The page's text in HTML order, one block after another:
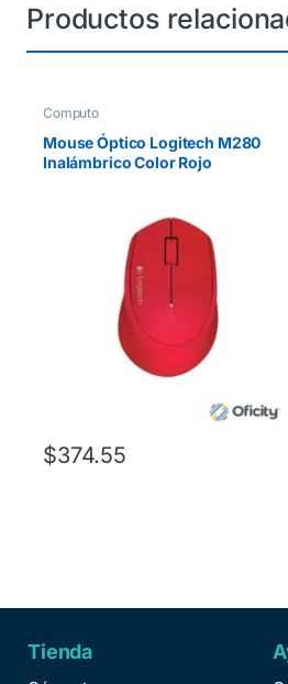
Productos
Computo
Mouse Óptico Logitech M280
Inalámbrico Color Rojo
$374.55
Tienda